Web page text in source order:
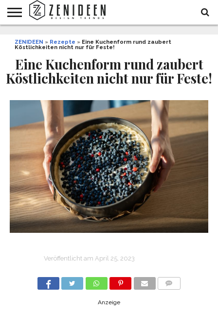
INNENDESIGN
ARCHITEKTUR
GARTEN
UND
LIFESTYLE
DEKO
&
DIY
STYLE
REZEPTE
GESUNDHEIT
WEIHNACHTEN
ZENIDEEN » Rezepte » Eine Kuchenform rund zaubert
Köstlichkeiten nicht nur für Feste!
Eine Kuchenform rund zaubert
Köstlichkeiten nicht nur für Feste!
Veröffentlicht am April 25, 2023
Anzeige